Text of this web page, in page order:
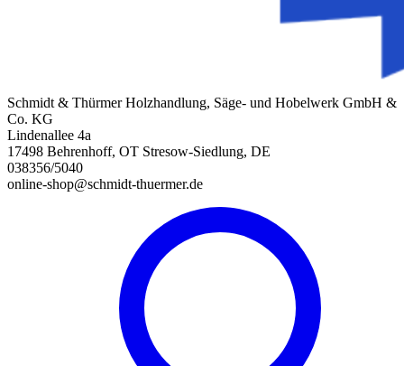
Schmidt & Thürmer Holzhandlung, Säge- und Hobelwerk GmbH &
Co. KG
Lindenallee 4a
17498 Behrenhoff, OT Stresow-Siedlung, DE
038356/5040
online-shop@schmidt-thuermer.de